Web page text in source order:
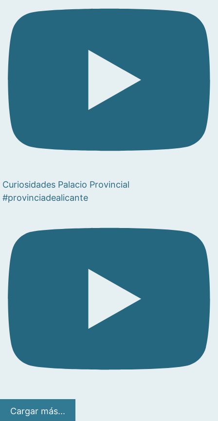
Curiosidades Palacio Provincial
#provinciadealicante
Cargar más...